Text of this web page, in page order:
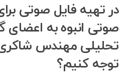
در تهیه فایل صوتی
صوتی انبوه به اعضای
تحلیلی مهندس
توجه کنیم؟